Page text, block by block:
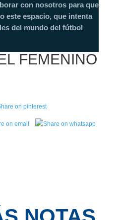
con nosotros para que
este espacio, que intenta
del mundo del fútbol
FEMENINO